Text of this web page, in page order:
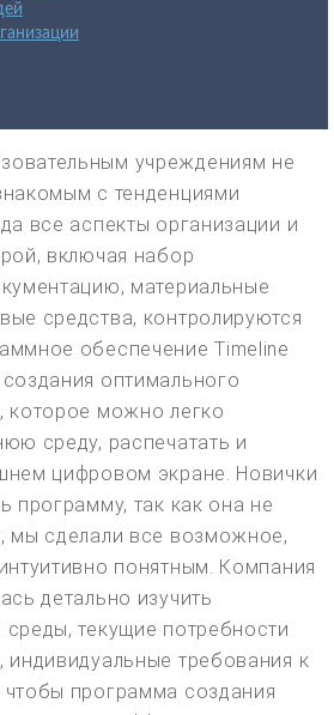
учреждениям не
с тенденциями
все аспекты организации и
включая набор
материальные
средства, контролируются
обеспечение Timeline
оптимального
которое можно легко
среду, распечатать и
цифровом экране. Новички
программу, так как она не
мы сделали все возможное,
понятным. Компания
детально изучить
текущие потребности
индивидуальные требования к
программа создания